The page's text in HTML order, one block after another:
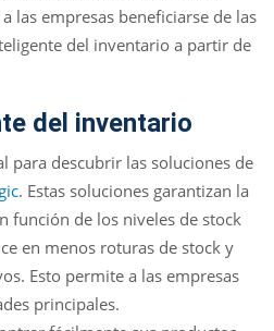
las empresas beneficiarse de las
del inventario a partir de
del inventario
para descubrir las soluciones de
. Estas soluciones garantizan la
función de los niveles de stock
en menos roturas de stock y
Esto permite a las empresas
principales.